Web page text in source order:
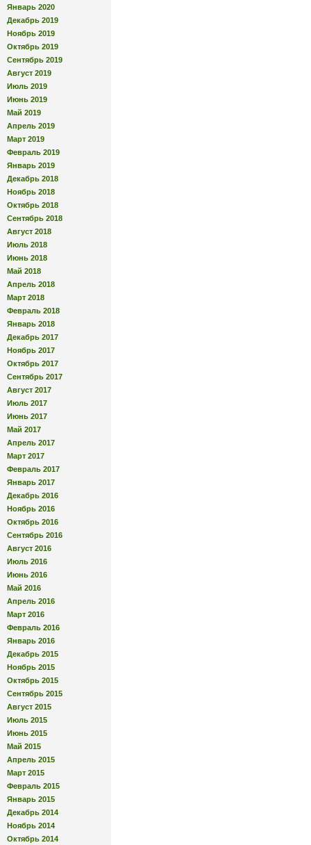
Январь 2020
Декабрь 2019
Ноябрь 2019
Октябрь 2019
Сентябрь 2019
Август 2019
Июль 2019
Июнь 2019
Май 2019
Апрель 2019
Март 2019
Февраль 2019
Январь 2019
Декабрь 2018
Ноябрь 2018
Октябрь 2018
Сентябрь 2018
Август 2018
Июль 2018
Июнь 2018
Май 2018
Апрель 2018
Март 2018
Февраль 2018
Январь 2018
Декабрь 2017
Ноябрь 2017
Октябрь 2017
Сентябрь 2017
Август 2017
Июль 2017
Июнь 2017
Май 2017
Апрель 2017
Март 2017
Февраль 2017
Январь 2017
Декабрь 2016
Ноябрь 2016
Октябрь 2016
Сентябрь 2016
Август 2016
Июль 2016
Июнь 2016
Май 2016
Апрель 2016
Март 2016
Февраль 2016
Январь 2016
Декабрь 2015
Ноябрь 2015
Октябрь 2015
Сентябрь 2015
Август 2015
Июль 2015
Июнь 2015
Май 2015
Апрель 2015
Март 2015
Февраль 2015
Январь 2015
Декабрь 2014
Ноябрь 2014
Октябрь 2014